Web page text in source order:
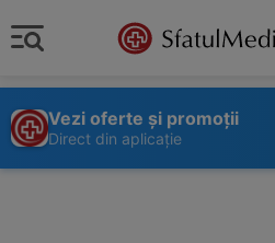
Vezi oferte și promoții
Direct din aplicație